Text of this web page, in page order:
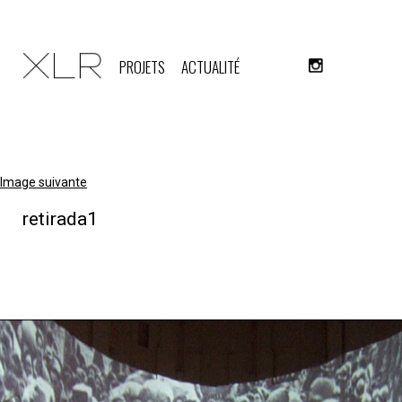
PROJETS ACTUALITÉ
Image suivante
retirada1